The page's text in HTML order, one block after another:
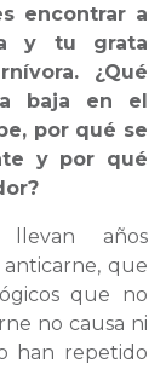
encontrar a
y tu grata
¿Qué
baja en el
por qué se
y por qué
llevan años
que
que no
no causa ni
han repetido